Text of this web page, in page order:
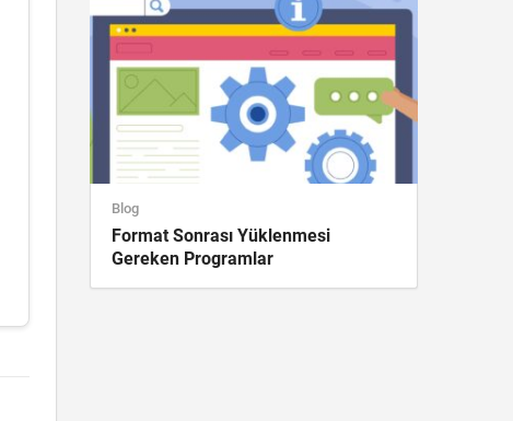
Blog
Format Sonrası Yüklenmesi
Gereken Programlar